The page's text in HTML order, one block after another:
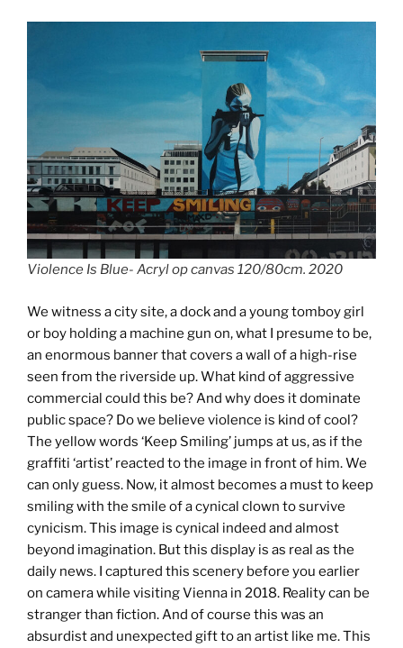
Violence Is Blue- Acryl op canvas 120/80cm. 2020
We witness a city site, a dock and a young tomboy girl
or boy holding a machine gun on, what I presume to be,
an enormous banner that covers a wall of a high-rise
seen from the riverside up. What kind of aggressive
commercial could this be? And why does it dominate
public space? Do we believe violence is kind of cool?
The yellow words ‘Keep Smiling’ jumps at us, as if the
graffiti ‘artist’ reacted to the image in front of him. We
can only guess. Now, it almost becomes a must to keep
smiling with the smile of a cynical clown to survive
cynicism. This image is cynical indeed and almost
beyond imagination. But this display is as real as the
daily news. I captured this scenery before you earlier
on camera while visiting Vienna in 2018. Reality can be
stranger than fiction. And of course this was an
absurdist and unexpected gift to an artist like me. This